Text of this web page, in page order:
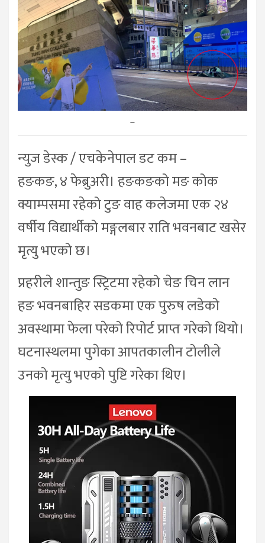
–
न्युज डेस्क / एचकेनेपाल डट कम –
हङकङ, ४ फेब्रुअरी। हङकङको मङ कोक
क्याम्पसमा रहेको टुङ वाह कलेजमा एक २४
वर्षीय विद्यार्थीको मङ्गलबार राति भवनबाट खसेर
मृत्यु भएको छ।
प्रहरीले शान्तुङ स्ट्रिटमा रहेको चेङ चिन लान
हङ भवनबाहिर सडकमा एक पुरुष लडेको
अवस्थामा फेला परेको रिपोर्ट प्राप्त गरेको थियो।
घटनास्थलमा पुगेका आपतकालीन टोलीले
उनको मृत्यु भएको पुष्टि गरेका थिए।